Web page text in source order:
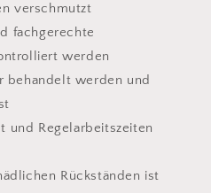
verschmutzt
fachgerechte
werden
behandelt werden und
und Regelarbeitszeiten
Rückständen ist